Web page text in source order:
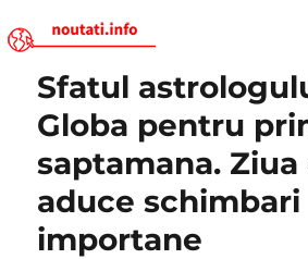
Noutati.Info
Sfatul
Globa pentru
saptamana.
aduce schimbari
importane